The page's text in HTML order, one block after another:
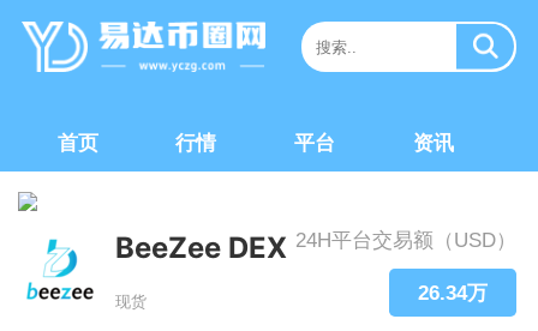
首页 行情 平台 资讯
BeeZee DEX
现货
24H平台交易额（USD）
26.34万